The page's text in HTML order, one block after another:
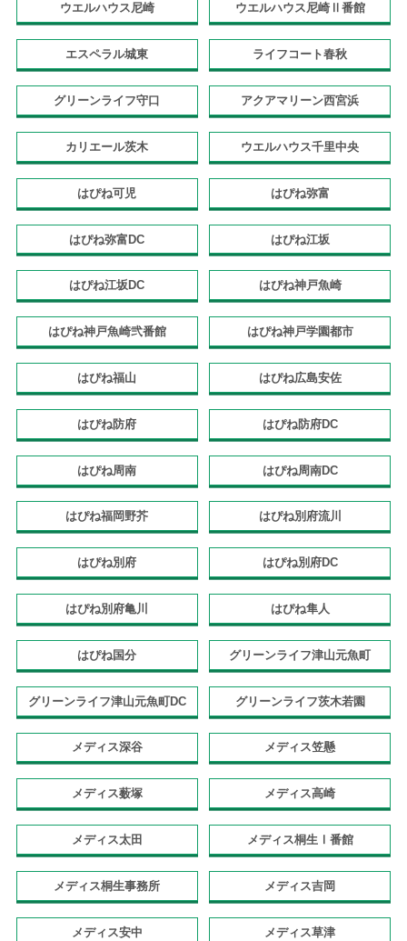
ウエルハウス尼崎 ウエルハウス尼崎Ⅱ番館
エスペラル城東 ライフコート春秋
グリーンライフ守口 アクアマリーン西宮浜
カリエール茨木 ウエルハウス千里中央
はぴね可児 はぴね弥富
はぴね弥富DC はぴね江坂
はぴね江坂DC はぴね神戸魚崎
はぴね神戸魚崎弐番館 はぴね神戸学園都市
はぴね福山 はぴね広島安佐
はぴね防府 はぴね防府DC
はぴね周南 はぴね周南DC
はぴね福岡野芥 はぴね別府流川
はぴね別府 はぴね別府DC
はぴね別府亀川 はぴね隼人
はぴね国分 グリーンライフ津山元魚町
グリーンライフ津山元魚町DC グリーンライフ茨木若園
メディス深谷 メディス笠懸
メディス薮塚 メディス高崎
メディス太田 メディス桐生Ⅰ番館
メディス桐生事務所 メディス吉岡
メディス安中 メディス草津